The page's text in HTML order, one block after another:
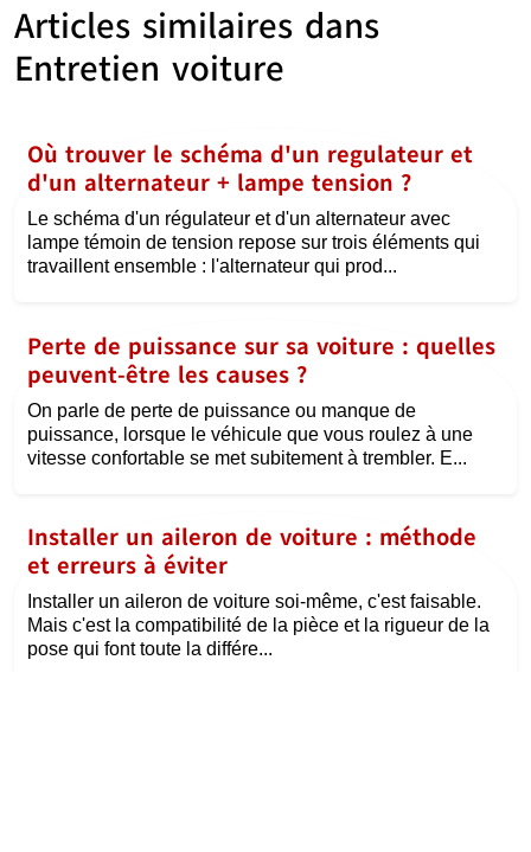
Articles similaires dans
Entretien voiture
Où trouver le schéma d'un regulateur et
d'un alternateur + lampe tension ?
Le schéma d'un régulateur et d'un alternateur avec
lampe témoin de tension repose sur trois éléments qui
travaillent ensemble : l'alternateur qui prod...
Perte de puissance sur sa voiture : quelles
peuvent-être les causes ?
On parle de perte de puissance ou manque de
puissance, lorsque le véhicule que vous roulez à une
vitesse confortable se met subitement à trembler. E...
Installer un aileron de voiture : méthode
et erreurs à éviter
Installer un aileron de voiture soi-même, c'est faisable.
Mais c'est la compatibilité de la pièce et la rigueur de la
pose qui font toute la différe...